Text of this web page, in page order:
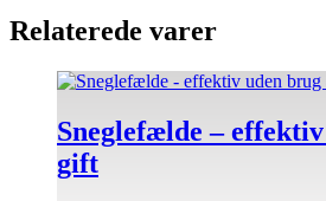
Relaterede varer
Sneglefælde –
gift